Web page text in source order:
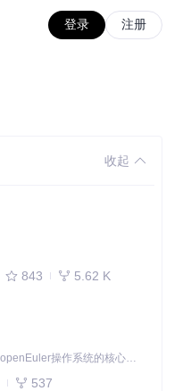
登录 注册
收起
843 5.62 K
openEuler内核是openEuler操作系统的核心，既是系统性能与稳定性的基石，也是连接处理器、设备与服务的桥梁。
537